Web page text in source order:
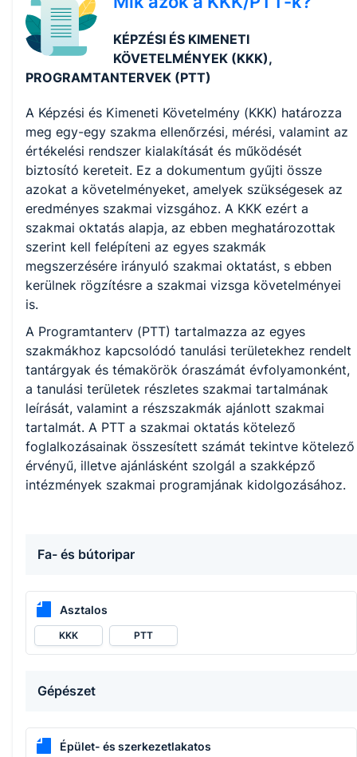
Gépészet
Építőipar
Informatika és távközlés
Kereskedelem
Szociális
Mezőgazdaság és erdészet
Elektronika és elektrotechnika
KÉPZÉSI ÉS KIMENETI
KÖVETELMÉNYEK (KKK),
PROGRAMTANTERVEK (PTT)
A Képzési és Kimeneti Követelmény (KKK) határozza
meg egy-egy szakma ellenőrzési, mérési, valamint az
értékelési rendszer kialakítását és működését
biztosító kereteit. Ez a dokumentum gyűjti össze
azokat a követelményeket, amelyek szükségesek az
eredményes szakmai vizsgához. A KKK ezért a
szakmai oktatás alapja, az ebben meghatározottak
szerint kell felépíteni az egyes szakmák
megszerzésére irányuló szakmai oktatást, s ebben
kerülnek rögzítésre a szakmai vizsga követelményei
is.
A Programtanterv (PTT) tartalmazza az egyes
szakmákhoz kapcsolódó tanulási területekhez rendelt
tantárgyak és témakörök óraszámát évfolyamonként,
a tanulási területek részletes szakmai tartalmának
leírását, valamint a részszakmák ajánlott szakmai
tartalmát. A PTT a szakmai oktatás kötelező
foglalkozásainak összesített számát tekintve kötelező
érvényű, illetve ajánlásként szolgál a szakképző
intézmények szakmai programjának kidolgozásához.
Fa- és bútoripar
Asztalos
KKK PTT
Gépészet
Épület- és szerkezetlakatos